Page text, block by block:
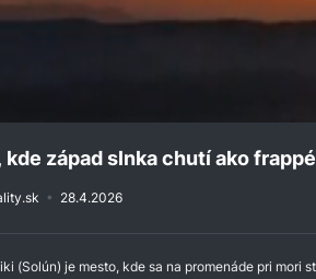
kde západ slnka chutí ako
• 28.4.2026
(Solún) je mesto, kde sa na promenáde pri